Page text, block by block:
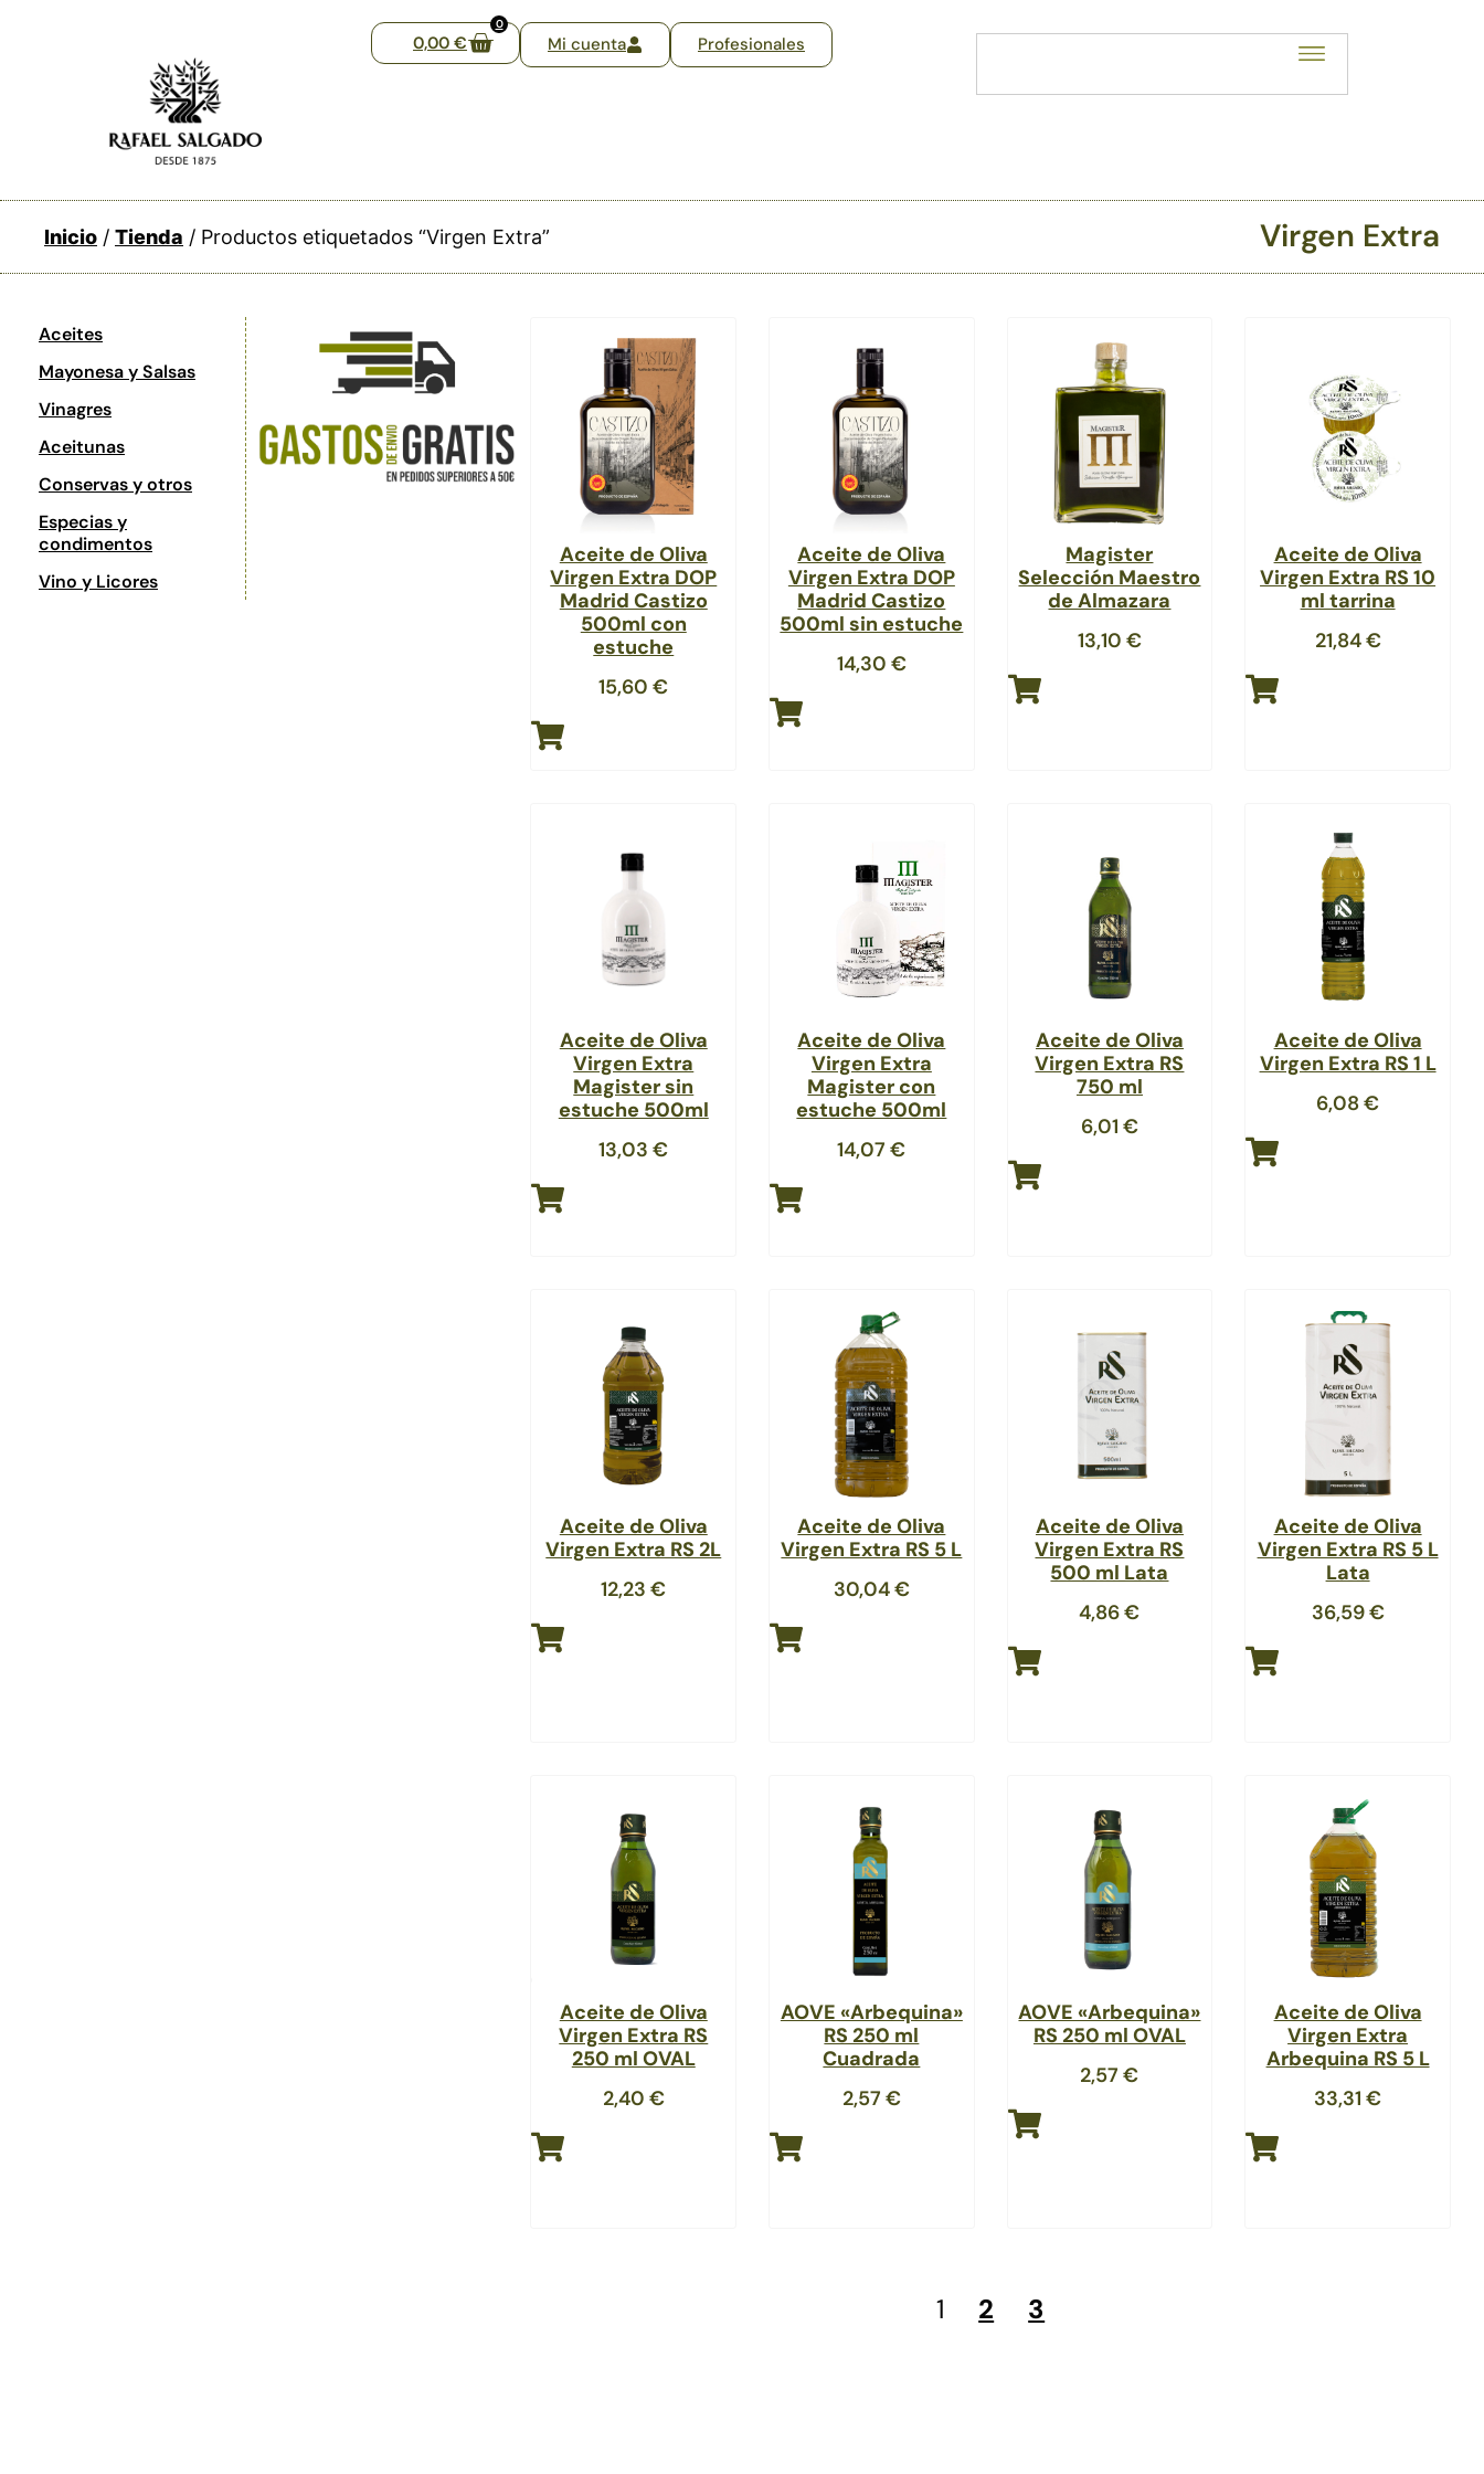
0,00 €
0
Mi cuenta Profesionales
Inicio / Tienda / Productos etiquetados “Virgen Extra” Virgen Extra
Aceites
Mayonesa y Salsas
Vinagres
Aceitunas
Conservas y otros
Especias y
condimentos
Vino y Licores
Aceite de Oliva
Virgen Extra DOP
Madrid Castizo
500ml con
estuche
15,60€
Aceite de Oliva
Virgen Extra DOP
Madrid Castizo
500ml sin estuche
14,30 €
Magister
Selección Maestro
de Almazara
13,10 €
Aceite de Oliva
Virgen Extra RS 10
ml tarrina
21,84€
Aceite de Oliva
Virgen Extra
Magister sin
estuche 500ml
13,03€
Aceite de Oliva
Virgen Extra
Magister con
estuche 500ml
14,07€
Aceite de Oliva
Virgen Extra RS
750 ml
6,01 €
Aceite de Oliva
Virgen Extra RS 1 L
6,08€
Aceite de Oliva
Virgen Extra RS 2L
12,23€
Aceite de Oliva
Virgen Extra RS 5 L
30,04€
Aceite de Oliva
Virgen Extra RS
500 ml Lata
4,86€
Aceite de Oliva
Virgen Extra RS 5 L
Lata
36,59€
Aceite de Oliva
Virgen Extra RS
250 ml OVAL
2,40 €
AOVE «Arbequina»
RS 250 ml
Cuadrada
2,57 €
AOVE «Arbequina»
RS 250 ml OVAL
2,57€
Aceite de Oliva
Virgen Extra
Arbequina RS 5 L
33,31€
1 2 3